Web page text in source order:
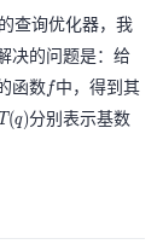
查询优化器，我
决的问题是：给
函数ff中，得到其
(q)分别表示基数